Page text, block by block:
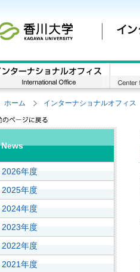
ホーム インターナショナルオフィス
News
2026年度
2025年度
2024年度
2023年度
2022年度
2021年度